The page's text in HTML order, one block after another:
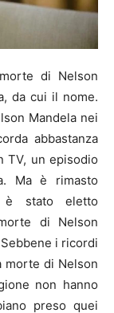
di Nelson
da cui il nome.
Mandela nei
abbastanza
TV, un episodio
Ma è rimasto
è stato eletto
di Nelson
i ricordi
morte di Nelson
non hanno
preso quei